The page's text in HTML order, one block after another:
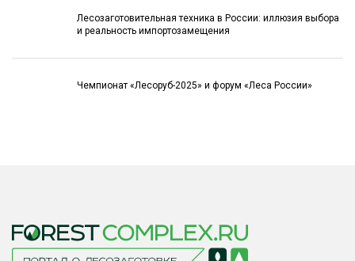
Лесозаготовительная техника в России: иллюзия выбора
и реальность импортозамещения
Чемпионат «Лесоруб-2025» и форум «Леса России»